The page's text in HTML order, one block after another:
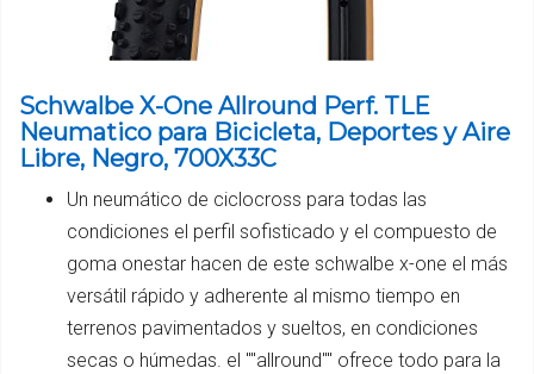
Schwalbe X-One Allround Perf. TLE
Neumatico para Bicicleta, Deportes y Aire
Libre, Negro, 700X33C
Un neumático de ciclocross para todas las
condiciones el perfil sofisticado y el compuesto de
goma onestar hacen de este schwalbe x-one el más
versátil rápido y adherente al mismo tiempo en
terrenos pavimentados y sueltos, en condiciones
secas o húmedas. el ""allround"" ofrece todo para la